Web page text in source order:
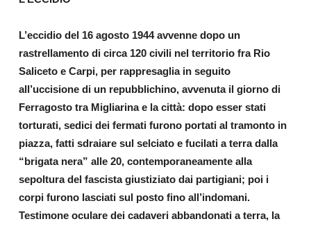
L’eccidio del 16 agosto 1944 avvenne dopo un
rastrellamento di circa 120 civili nel territorio fra Rio
Saliceto e Carpi, per rappresaglia in seguito
all’uccisione di un repubblichino, avvenuta il giorno di
Ferragosto tra Migliarina e la città: dopo esser stati
torturati, sedici dei fermati furono portati al tramonto in
piazza, fatti sdraiare sul selciato e fucilati a terra dalla
“brigata nera” alle 20, contemporaneamente alla
sepoltura del fascista giustiziato dai partigiani; poi i
corpi furono lasciati sul posto fino all’indomani.
Testimone oculare dei cadaveri abbandonati a terra, la